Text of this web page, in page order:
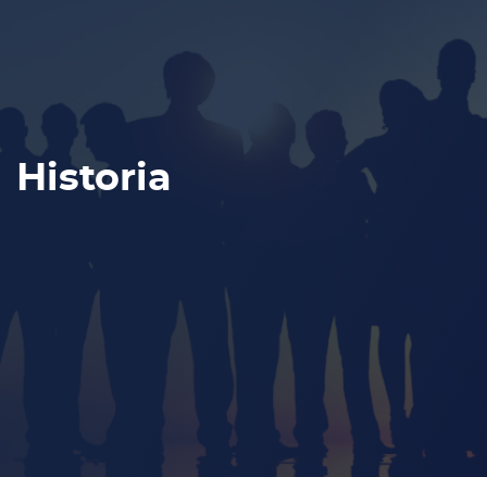
Historia